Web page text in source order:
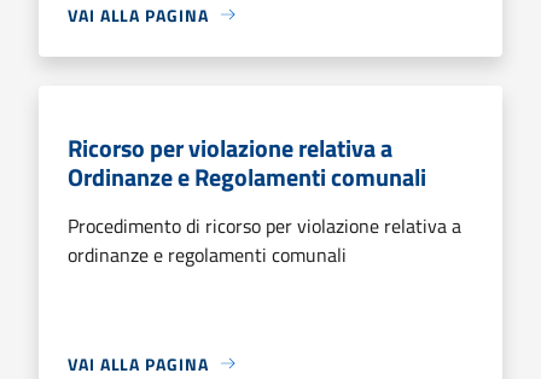
VAI ALLA PAGINA
Ricorso per violazione relativa a
Ordinanze e Regolamenti comunali
Procedimento di ricorso per violazione relativa a
ordinanze e regolamenti comunali
VAI ALLA PAGINA